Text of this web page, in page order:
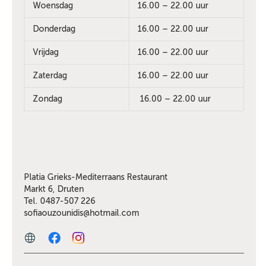
Woensdag 16.00 – 22.00 uur
Donderdag 16.00 – 22.00 uur
Vrijdag 16.00 – 22.00 uur
Zaterdag 16.00 – 22.00 uur
Zondag 16.00 – 22.00 uur
Platia Grieks-Mediterraans Restaurant
Markt 6, Druten
Tel. 0487-507 226
sofiaouzounidis@hotmail.com